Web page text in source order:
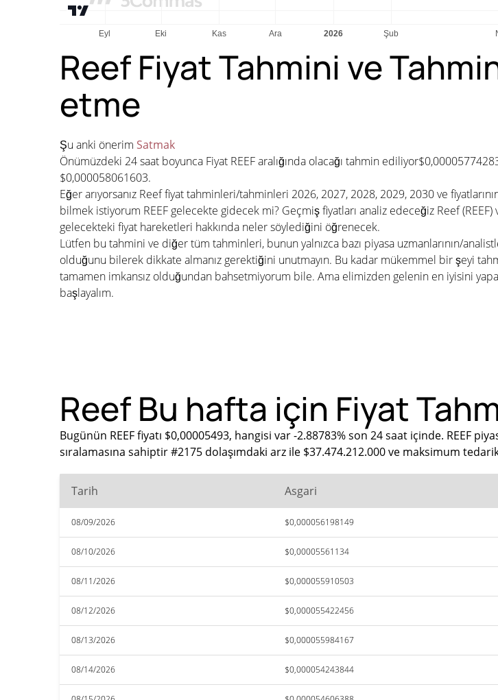
Reef Fiyat Tahmini ve
etme
Şu anki önerim Satmak
Önümüzdeki 24 saat boyunca Fiyat REEF aralığında olacağı tahmin
$0,000058061603.
Eğer arıyorsanız Reef fiyat tahminleri/tahminleri 2026, 2027, 2028, 2029, 2030 ve
bilmek istiyorum REEF gelecekte gidecek mi? Geçmiş fiyatları analiz edeceğiz Reef (REEF)
gelecekteki fiyat hareketleri hakkında neler söylediğini öğrenecek.
Lütfen bu tahmini ve diğer tüm tahminleri, bunun yalnızca bazı piyasa uzmanlarının/
olduğunu bilerek dikkate almanız gerektiğini unutmayın. Bu kadar mükemmel bir şeyi
tamamen imkansız olduğundan bahsetmiyorum bile. Ama elimizden gelenin en iyisini
başlayalım.
Reef Bu hafta için Fiyat
Bugünün REEF fiyatı $0,00005493, hangisi var -2.88783% son 24 saat içinde. REEF
sıralamasına sahiptir #2175 dolaşımdaki arz ile $37.474.212.000 ve maksimum
Tarih Asgari
08/09/2026 $0,000056198149
08/10/2026 $0,00005561134
08/11/2026 $0,000055910503
08/12/2026 $0,000055422456
08/13/2026 $0,000055984167
08/14/2026 $0,000054243844